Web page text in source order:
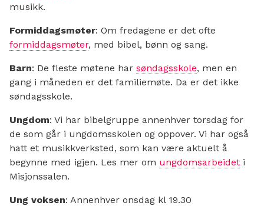
musikk.
Formiddagsmøter: Om fredagene er det ofte
formiddagsmøter, med bibel, bønn og sang.
Barn: De fleste møtene har søndagsskole, men en
gang i måneden er det familiemøte. Da er det ikke
søndagsskole.
Ungdom: Vi har bibelgruppe annenhver torsdag for
de som går i ungdomsskolen og oppover. Vi har også
hatt et musikkverksted, som kan være aktuelt å
begynne med igjen. Les mer om ungdomsarbeidet i
Misjonssalen.
Ung voksen: Annenhver onsdag kl 19.30